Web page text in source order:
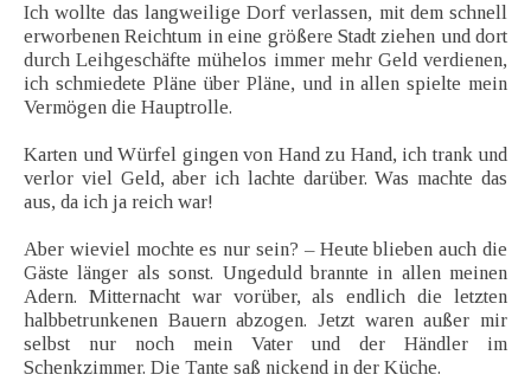
Ich wollte das langweilige Dorf verlassen, mit dem schnell
erworbenen Reichtum in eine größere Stadt ziehen und dort
durch Leihgeschäfte mühelos immer mehr Geld verdienen,
ich schmiedete Pläne über Pläne, und in allen spielte mein
Vermögen die Hauptrolle.
Karten und Würfel gingen von Hand zu Hand, ich trank und
verlor viel Geld, aber ich lachte darüber. Was machte das
aus, da ich ja reich war!
Aber wieviel mochte es nur sein? – Heute blieben auch die
Gäste länger als sonst. Ungeduld brannte in allen meinen
Adern. Mitternacht war vorüber, als endlich die letzten
halbbetrunkenen Bauern abzogen. Jetzt waren außer mir
selbst nur noch mein Vater und der Händler im
Schenkzimmer. Die Tante saß nickend in der Küche.